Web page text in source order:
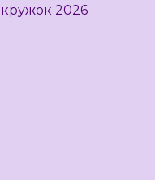
кружок 2026